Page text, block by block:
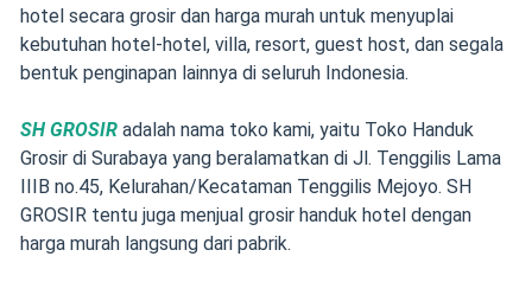
hotel secara grosir dan harga murah untuk menyuplai
kebutuhan hotel-hotel, villa, resort, guest host, dan segala
bentuk penginapan lainnya di seluruh Indonesia.
SH GROSIRadalah nama toko kami, yaitu Toko Handuk
Grosir di Surabaya yang beralamatkan di Jl. Tenggilis Lama
IIIB no.45, Kelurahan/Kecataman Tenggilis Mejoyo. SH
GROSIR tentu juga menjual grosir handuk hotel dengan
harga murah langsung dari pabrik.